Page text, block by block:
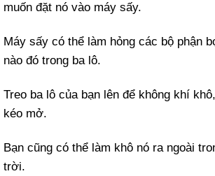
muốn đặt nó vào máy sấy.
Máy sấy có thể làm hỏng các bộ phận
nào đó trong ba lô.
Treo ba lô của bạn lên để không khí
kéo mở.
Bạn cũng có thể làm khô nó ra ngoài
trời.